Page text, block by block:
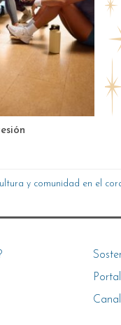
y comunidad en el